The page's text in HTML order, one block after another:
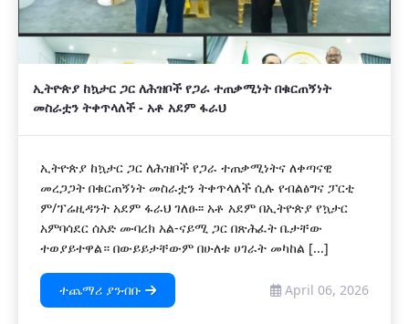
ኢትዮጵያ ከኳታር ጋር ለሕዝቦች የጋራ ተጠቃሚነት በቁርጠኝነት
መስራቷን ትቀጥላለች - አቶ አደም ፋራህ
ኢትዮጵያ ከኳታር ጋር ለሕዝቦች የጋራ ተጠቃሚነትና ለቀጣናዊ
መረጋጋት በቁርጠኝነት መስራቷን ትቀጥላለች ሲሉ የብልፅግና ፓርቲ
ም/ፕሬዚዳንት አደም ፋራህ ገለፁ፡፡ አቶ አደም በኢትዮጵያ የኳታር
አምባሳደር ሰአድ ሙባረክ አል-ናይሚ ጋር በጽሕፈት ቤታቸው
ተወያይተዋል። በውይይታቸውም በሁለቱ ሀገራት መካከል [...]
ተጨማሪ ያንብቡ April 06, 2026